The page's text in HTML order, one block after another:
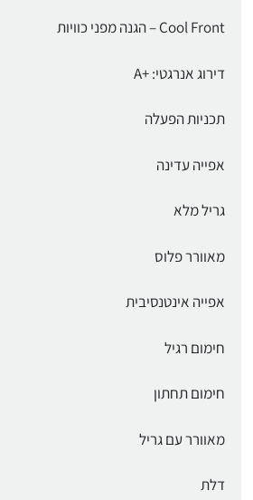
Cool Front – הגנה מפני כוויות
דירוג אנרגטי: +A
תכניות הפעלה
אפייה עדינה
גריל מלא
מאוורר פלוס
אפייה אינטנסיבית
חימום רגיל
חימום תחתון
מאוורר עם גריל
דלת